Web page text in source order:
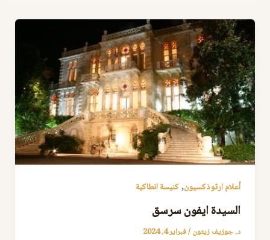
أعلام ارثوذكسيون,كنيسة انطاكية
السيدة ايفون سرسق
د. جوزيف زيتون/فبراير 4, 2024